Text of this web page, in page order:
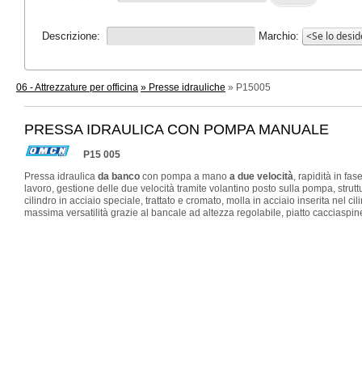
Descrizione: Marchio:
06 - Attrezzature per officina » Presse idrauliche » P15005
PRESSA IDRAULICA CON POMPA MANUALE
P15 005
Pressa idraulica da banco con pompa a mano a due velocità, rapidità in
lavoro, gestione delle due velocità tramite volantino posto sulla pompa,
cilindro in acciaio speciale, trattato e cromato, molla in acciaio inserita nel
massima versatilità grazie al bancale ad altezza regolabile, piatto